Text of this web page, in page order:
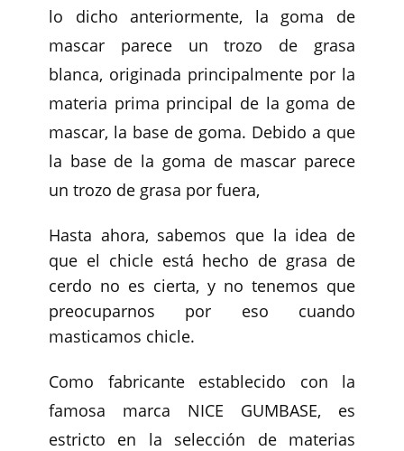
lo dicho anteriormente, la goma de
mascar parece un trozo de grasa
blanca, originada principalmente por la
materia prima principal de la goma de
mascar, la base de goma. Debido a que
la base de la goma de mascar parece
un trozo de grasa por fuera,
Hasta ahora, sabemos que la idea de
que el chicle está hecho de grasa de
cerdo no es cierta, y no tenemos que
preocuparnos por eso cuando
masticamos chicle.
Como fabricante establecido con la
famosa marca NICE GUMBASE, es
estricto en la selección de materias